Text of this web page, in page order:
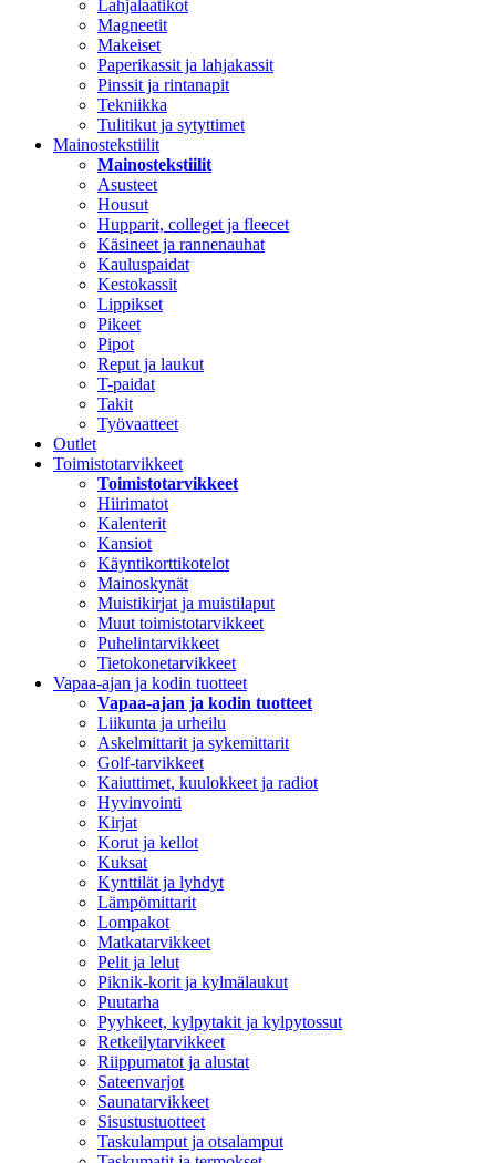
Lahjalaatikot
Magneetit
Makeiset
Paperikassit ja lahjakassit
Pinssit ja rintanapit
Tekniikka
Tulitikut ja sytyttimet
Mainostekstiilit
Mainostekstiilit
Asusteet
Housut
Hupparit, colleget ja fleecet
Käsineet ja rannenauhat
Kauluspaidat
Kestokassit
Lippikset
Pikeet
Pipot
Reput ja laukut
T-paidat
Takit
Työvaatteet
Outlet
Toimistotarvikkeet
Toimistotarvikkeet
Hiirimatot
Kalenterit
Kansiot
Käyntikorttikotelot
Mainoskynät
Muistikirjat ja muistilaput
Muut toimistotarvikkeet
Puhelintarvikkeet
Tietokonetarvikkeet
Vapaa-ajan ja kodin tuotteet
Vapaa-ajan ja kodin tuotteet
Liikunta ja urheilu
Askelmittarit ja sykemittarit
Golf-tarvikkeet
Kaiuttimet, kuulokkeet ja radiot
Hyvinvointi
Kirjat
Korut ja kellot
Kuksat
Kynttilät ja lyhdyt
Lämpömittarit
Lompakot
Matkatarvikkeet
Pelit ja lelut
Piknik-korit ja kylmälaukut
Puutarha
Pyyhkeet, kylpytakit ja kylpytossut
Retkeilytarvikkeet
Riippumatot ja alustat
Sateenvarjot
Saunatarvikkeet
Sisustustuotteet
Taskulamput ja otsalamput